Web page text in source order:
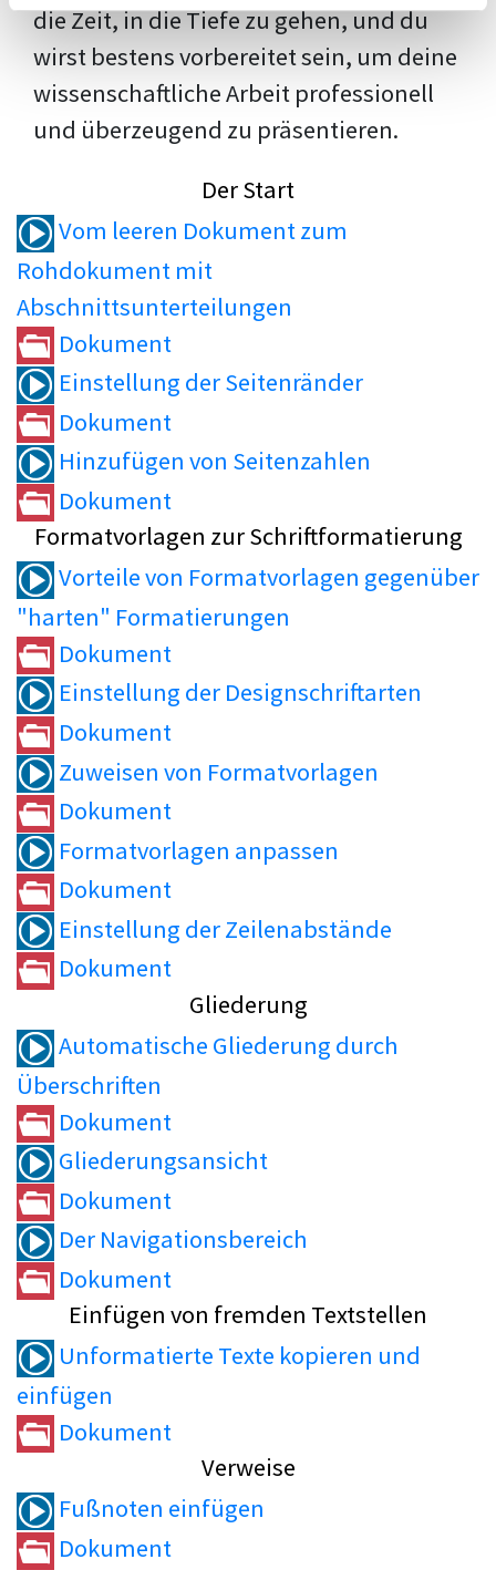
die Zeit, in die Tiefe zu gehen, und du
wirst bestens vorbereitet sein, um deine
wissenschaftliche Arbeit professionell
und überzeugend zu präsentieren.
Der Start
Vom leeren Dokument zum
Rohdokument mit
Abschnittsunterteilungen
Dokument
Einstellung der Seitenränder
Dokument
Hinzufügen von Seitenzahlen
Dokument
Formatvorlagen zur Schriftformatierung
Vorteile von Formatvorlagen gegenüber
"harten" Formatierungen
Dokument
Einstellung der Designschriftarten
Dokument
Zuweisen von Formatvorlagen
Dokument
Formatvorlagen anpassen
Dokument
Einstellung der Zeilenabstände
Dokument
Gliederung
Automatische Gliederung durch
Überschriften
Dokument
Gliederungsansicht
Dokument
Der Navigationsbereich
Dokument
Einfügen von fremden Textstellen
Unformatierte Texte kopieren und
einfügen
Dokument
Verweise
Fußnoten einfügen
Dokument